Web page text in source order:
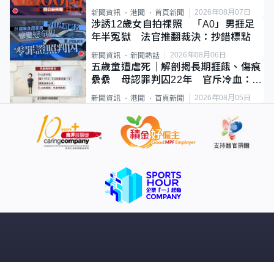
新聞資訊 港聞 首頁新聞 2026年08月07日
涉誘12歲女自拍祼照 「A0」男捱足
年半冤獄 法官推翻裁決：抄錯標點
新聞資訊 新聞熱話 2026年08月06日
五歲童遭虐死｜解剖揭長期捱餓、傷痕
纍纍 母認罪判囚22年 官斥冷血：同
類案最惡劣
新聞資訊 港聞 首頁新聞 2026年08月05日